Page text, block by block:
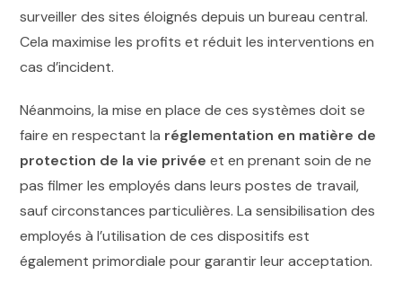
surveiller des sites éloignés depuis un bureau central.
Cela maximise les profits et réduit les interventions en
cas d’incident.
Néanmoins, la mise en place de ces systèmes doit se
faire en respectant la réglementation en matière de
protection de la vie privée et en prenant soin de ne
pas filmer les employés dans leurs postes de travail,
sauf circonstances particulières. La sensibilisation des
employés à l’utilisation de ces dispositifs est
également primordiale pour garantir leur acceptation.